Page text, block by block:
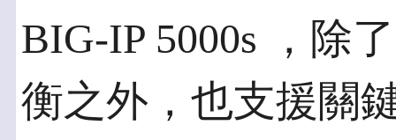
BIG-IP 5000s ，除
衡之外，也支援關